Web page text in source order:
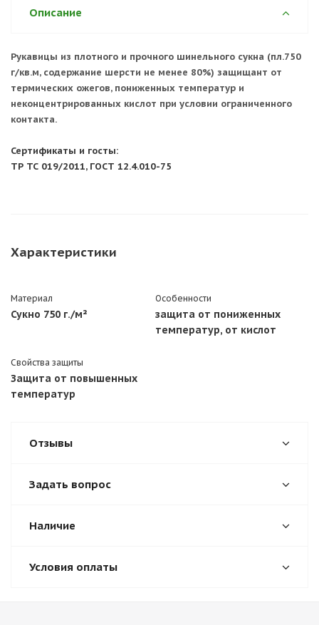
Описание
Рукавицы из плотного и прочного шинельного сукна (пл.750
г/кв.м, содержание шерсти не менее 80%) защищант от
термических ожегов, пониженных температур и
неконцентрированных кислот при условии ограниченного
контакта.
Сертификаты и госты:
ТР ТС 019/2011, ГОСТ 12.4.010-75
Характеристики
Материал
Сукно 750 г./м²
Особенности
защита от пониженных
температур, от кислот
Свойства защиты
Защита от повышенных
температур
Отзывы
Задать вопрос
Наличие
Условия оплаты